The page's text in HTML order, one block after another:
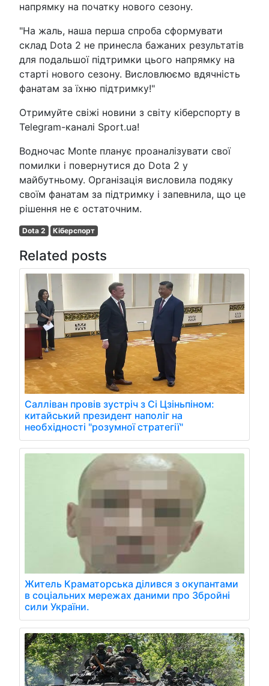
напрямку на початку нового сезону.
"На жаль, наша перша спроба сформувати
склад Dota 2 не принесла бажаних результатів
для подальшої підтримки цього напрямку на
старті нового сезону. Висловлюємо вдячність
фанатам за їхню підтримку!"
Отримуйте свіжі новини з світу кіберспорту в
Telegram-каналі Sport.ua!
Водночас Monte планує проаналізувати свої
помилки і повернутися до Dota 2 у
майбутньому. Організація висловила подяку
своїм фанатам за підтримку і запевнила, що це
рішення не є остаточним.
Dota 2 Кіберспорт
Related posts
Салліван провів зустріч з Сі Цзіньпіном:
китайський президент наполіг на
необхідності "розумної стратегії"
Житель Краматорська ділився з окупантами
в соціальних мережах даними про Збройні
сили України.